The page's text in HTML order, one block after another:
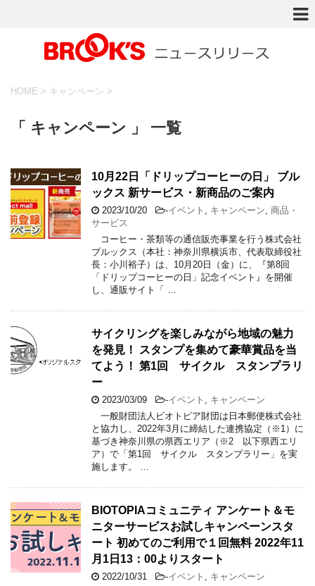
HOME > キャンペーン >
「 キャンペーン 」 一覧
10月22日「ドリップコーヒーの日」 ブル
ックス 新サービス・新商品のご案内
2023/10/20 -イベント キャンペーン 商品・
サービス
コーヒー・茶類等の通信販売事業を行う株式会社
ブルックス（本社：神奈川県横浜市、代表取締役社
長：小川裕子）は、10月20日（金）に、『第8回
「ドリップコーヒーの日」記念イベント』を開催
し、通販サイト「 …
サイクリングを楽しみながら地域の魅力
を発見！ スタンプを集めて豪華賞品を当
てよう！ 第1回 サイクル スタンプラリ
ー
2023/03/09 -イベント
キャンペーン
一般財団法人ビオトピア財団は日本郵便株式会社
と協力し、2022年3月に締結した連携協定（※1）に
基づき神奈川県の県西エリア（※2 以下県西エリ
ア）で「第1回 サイクル スタンプラリー」を実
施します。 …
BIOTOPIAコミュニティ アンケート＆モ
ニターサービスお試しキャンペーンスタ
ート 初めてのご利用で１回無料 2022年11
月1日13：00よりスタート
2022/10/31 -イベント
キャンペーン